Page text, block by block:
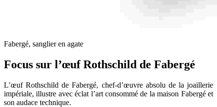
Fabergé, sanglier en agate
Focus sur l’œuf Rothschild de Fabergé
L’œuf Rothschild de Fabergé, chef-d’œuvre absolu de la joaillerie
impériale, illustre avec éclat l’art consommé de la maison Fabergé et
son audace technique.